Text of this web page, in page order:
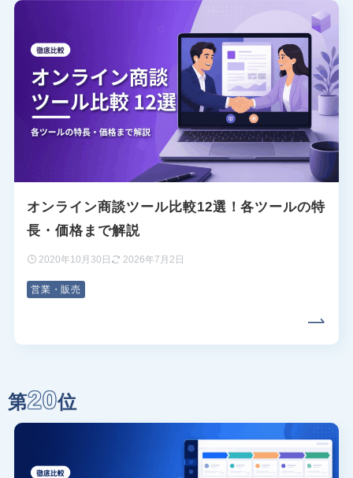
オンライン商談ツール比較12選！各ツールの特
長・価格まで解説
2020年10月30日 2026年7月2日
営業・販売
第20位